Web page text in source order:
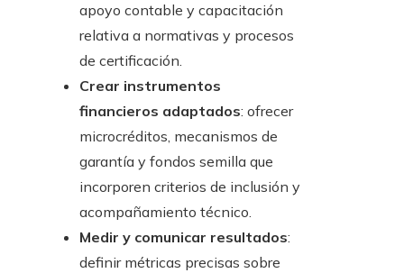
apoyo contable y capacitación
relativa a normativas y procesos
de certificación.
Crear instrumentos
financieros adaptados: ofrecer
microcréditos, mecanismos de
garantía y fondos semilla que
incorporen criterios de inclusión y
acompañamiento técnico.
Medir y comunicar resultados:
definir métricas precisas sobre